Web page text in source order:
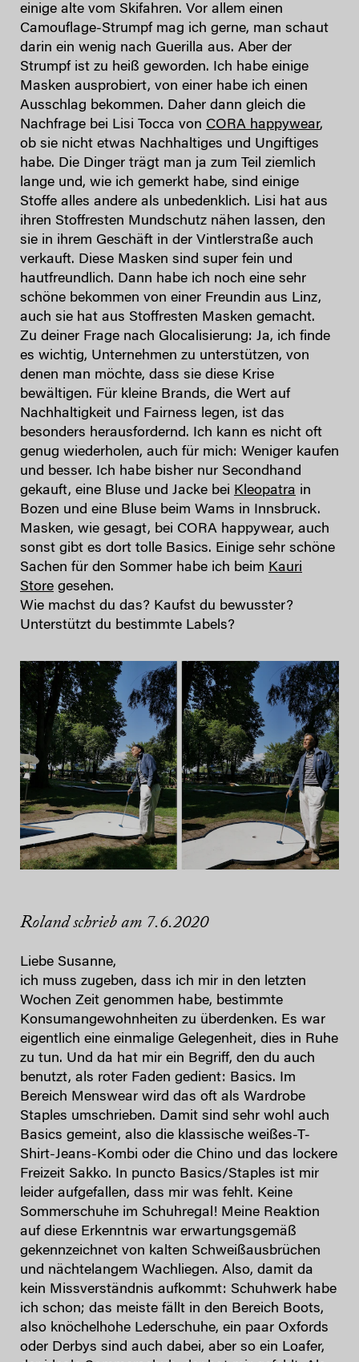
einige alte vom Skifahren. Vor allem einen
Camouflage-Strumpf mag ich gerne, man schaut
darin ein wenig nach Guerilla aus. Aber der
Strumpf ist zu heiß geworden. Ich habe einige
Masken ausprobiert, von einer habe ich einen
Ausschlag bekommen. Daher dann gleich die
Nachfrage bei Lisi Tocca von CORA happywear,
ob sie nicht etwas Nachhaltiges und Ungiftiges
habe. Die Dinger trägt man ja zum Teil ziemlich
lange und, wie ich gemerkt habe, sind einige
Stoffe alles andere als unbedenklich. Lisi hat aus
ihren Stoffresten Mundschutz nähen lassen, den
sie in ihrem Geschäft in der Vintlerstraße auch
verkauft. Diese Masken sind super fein und
hautfreundlich. Dann habe ich noch eine sehr
schöne bekommen von einer Freundin aus Linz,
auch sie hat aus Stoffresten Masken gemacht.
Zu deiner Frage nach Glocalisierung: Ja, ich finde
es wichtig, Unternehmen zu unterstützen, von
denen man möchte, dass sie diese Krise
bewältigen. Für kleine Brands, die Wert auf
Nachhaltigkeit und Fairness legen, ist das
besonders herausfordernd. Ich kann es nicht oft
genug wiederholen, auch für mich: Weniger kaufen
und besser. Ich habe bisher nur Secondhand
gekauft, eine Bluse und Jacke bei Kleopatra in
Bozen und eine Bluse beim Wams in Innsbruck.
Masken, wie gesagt, bei CORA happywear, auch
sonst gibt es dort tolle Basics. Einige sehr schöne
Sachen für den Sommer habe ich beim Kauri
Store gesehen.
Wie machst du das? Kaufst du bewusster?
Unterstützt du bestimmte Labels?
Roland schrieb am 7.6.2020
Liebe Susanne,
ich muss zugeben, dass ich mir in den letzten
Wochen Zeit genommen habe, bestimmte
Konsumangewohnheiten zu überdenken. Es war
eigentlich eine einmalige Gelegenheit, dies in Ruhe
zu tun. Und da hat mir ein Begriff, den du auch
benutzt, als roter Faden gedient: Basics. Im
Bereich Menswear wird das oft als Wardrobe
Staples umschrieben. Damit sind sehr wohl auch
Basics gemeint, also die klassische weißes-T-
Shirt-Jeans-Kombi oder die Chino und das lockere
Freizeit Sakko. In puncto Basics/Staples ist mir
leider aufgefallen, dass mir was fehlt. Keine
Sommerschuhe im Schuhregal! Meine Reaktion
auf diese Erkenntnis war erwartungsgemäß
gekennzeichnet von kalten Schweißausbrüchen
und nächtelangem Wachliegen. Also, damit da
kein Missverständnis aufkommt: Schuhwerk habe
ich schon; das meiste fällt in den Bereich Boots,
also knöchelhohe Lederschuhe, ein paar Oxfords
oder Derbys sind auch dabei, aber so ein Loafer,